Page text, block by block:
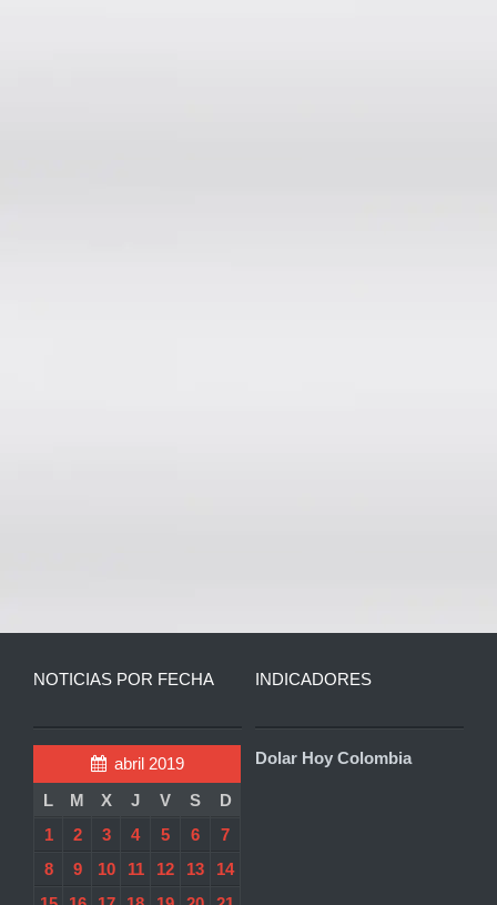
NOTICIAS POR FECHA
abril 2019
L
M X J V S
D
1
2 3 4 5 6
7
8
9 10 11 12 13
14
INDICADORES
Dolar Hoy Colombia